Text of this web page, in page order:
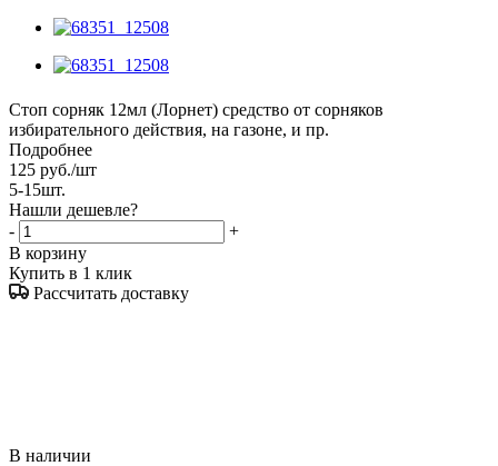
Стоп сорняк 12мл (Лорнет) средство от сорняков
избирательного действия, на газоне, и пр.
Подробнее
125 руб./шт
5-15шт.
Нашли дешевле?
-
+
В корзину
Купить в 1 клик
Рассчитать доставку
В наличии